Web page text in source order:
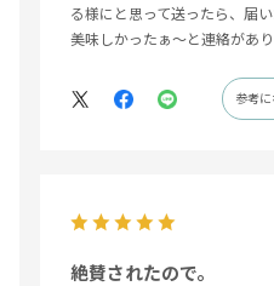
る様にと思って送ったら、届
美味しかったぁ〜と連絡があ
参考
絶賛されたので。